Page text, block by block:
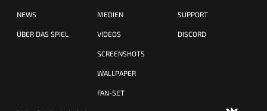
NEWS
ÜBER DAS SPIEL
MEDIEN
VIDEOS
SCREENSHOTS
WALLPAPER
FAN-SET
SUPPORT
DISCORD